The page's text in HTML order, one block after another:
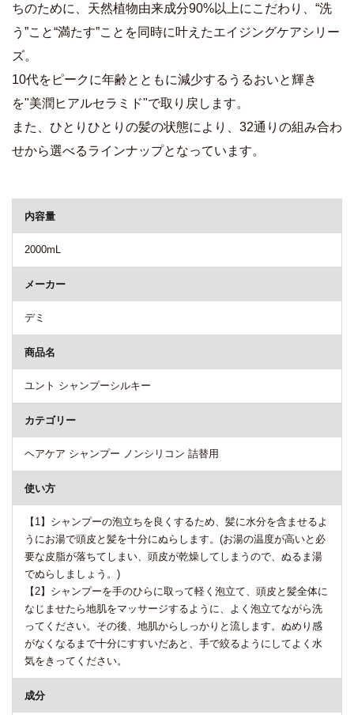
ちのために、天然植物由来成分90%以上にこだわり、“洗
う”こと“満たす”ことを同時に叶えたエイジングケアシリー
ズ。
10代をピークに年齢とともに減少するうるおいと輝き
を"美潤ヒアルセラミド"で取り戻します。
また、ひとりひとりの髪の状態により、32通りの組み合わ
せから選べるラインナップとなっています。
内容量
2000mL
メーカー
デミ
商品名
ユント シャンプーシルキー
カテゴリー
ヘアケア シャンプー ノンシリコン 詰替用
使い方
【1】シャンプーの泡立ちを良くするため、髪に水分を含ませるよ
うにお湯で頭皮と髪を十分にぬらします。(お湯の温度が高いと必
要な皮脂が落ちてしまい、頭皮が乾燥してしまうので、ぬるま湯
でぬらしましょう。)
【2】シャンプーを手のひらに取って軽く泡立て、頭皮と髪全体に
なじませたら地肌をマッサージするように、よく泡立てながら洗
ってください。その後、地肌からしっかりと流します。ぬめり感
がなくなるまで十分にすすいだあと、手で絞るようにしてよく水
気をきってください。
成分